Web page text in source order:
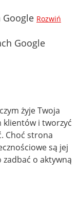
Google Rozwiń
Google
żyje Twoja
klientów i tworzyć
Choć strona
są jej
o aktywną